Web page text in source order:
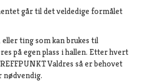
går til det veldedige formålet
ting som kan brukes til
på egen plass i hallen. Etter hvert
Valdres så er behovet
nødvendig.